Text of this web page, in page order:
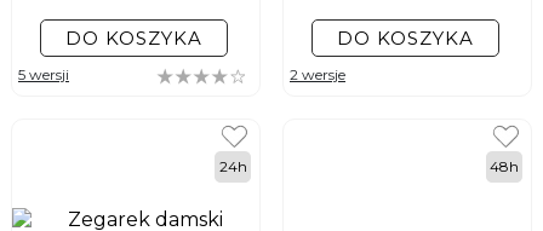
DO KOSZYKA
5 wersji
DO KOSZYKA
2 wersje
24h 48h